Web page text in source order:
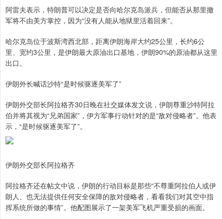
阿雷夫表示，特朗普可以决定是否向哈尔克岛派兵，但能否从那里撤
军将不由美方掌控，因为“没有人能从地狱里活着回来”。
哈尔克岛位于波斯湾西北部，距离伊朗海岸大约25公里，长约6公
里、宽约3公里，是伊朗最大原油出口基地，伊朗90%的原油都从这里
出口。
伊朗外长喊话沙特“是时候驱逐美军了”
伊朗外交部长阿拉格齐30日晚在社交媒体发文说，伊朗尊重沙特阿拉
伯并将其视为“兄弟国家”，伊方军事行动针对的是“敌对侵略者”。他表
示，“是时候驱逐美军了”。
伊朗外交部长阿拉格齐
阿拉格齐还在帖文中说，伊朗的行动目标是那些“不尊重阿拉伯人或伊
朗人、也无法提供任何安全保障的敌对侵略者，看看我们对其空中指
挥系统所做的事情”。他配图展示了一架美军飞机严重受损的画面。